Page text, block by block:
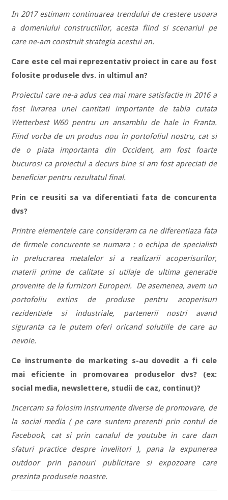
In 2017 estimam continuarea trendului de crestere usoara
a domeniului constructiilor, acesta fiind si scenariul pe
care ne-am construit strategia acestui an.
Care este cel mai reprezentativ proiect in care au fost
folosite produsele dvs. in ultimul an?
Proiectul care ne-a adus cea mai mare satisfactie in 2016 a
fost livrarea unei cantitati importante de tabla cutata
Wetterbest W60 pentru un ansamblu de hale in Franta.
Fiind vorba de un produs nou in portofoliul nostru, cat si
de o piata importanta din Occident, am fost foarte
bucurosi ca proiectul a decurs bine si am fost apreciati de
beneficiar pentru rezultatul final.
Prin ce reusiti sa va diferentiati fata de concurenta
dvs?
Printre elementele care consideram ca ne diferentiaza fata
de firmele concurente se numara : o echipa de specialisti
in prelucrarea metalelor si a realizarii acoperisurilor,
materii prime de calitate si utilaje de ultima generatie
provenite de la furnizori Europeni. De asemenea, avem un
portofoliu extins de produse pentru acoperisuri
rezidentiale si industriale, partenerii nostri avand
siguranta ca le putem oferi oricand solutiile de care au
nevoie.
Ce instrumente de marketing s-au dovedit a fi cele
mai eficiente in promovarea produselor dvs? (ex:
social media, newslettere, studii de caz, continut)?
Incercam sa folosim instrumente diverse de promovare, de
la social media ( pe care suntem prezenti prin contul de
Facebook, cat si prin canalul de youtube in care dam
sfaturi practice despre invelitori ), pana la expunerea
outdoor prin panouri publicitare si expozoare care
prezinta produsele noastre.